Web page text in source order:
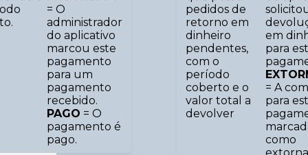
= O
administrador
do aplicativo
marcou este
pagamento
para um
pagamento
recebido.
PAGO = O
pagamento é
pago.
pedidos de
retorno em
dinheiro
pendentes,
com o
período
coberto e o
valor total a
devolver
em
para
= A
para
como